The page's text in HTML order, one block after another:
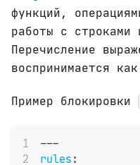
функций,
работы с строками
Перечисление
воспринимается
Пример блокировки
---
rules :